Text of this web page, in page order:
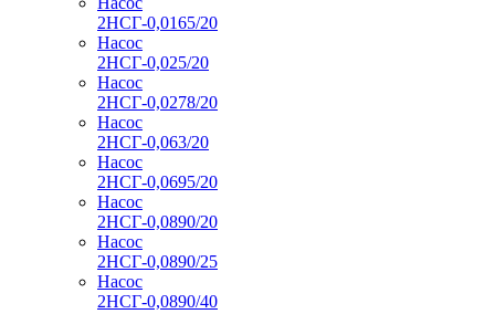
2НСГ-0,0165/20
Насос
2НСГ-0,025/20
Насос
2НСГ-0,0278/20
Насос
2НСГ-0,063/20
Насос
2НСГ-0,0695/20
Насос
2НСГ-0,0890/20
Насос
2НСГ-0,0890/25
Насос
2НСГ-0,0890/40